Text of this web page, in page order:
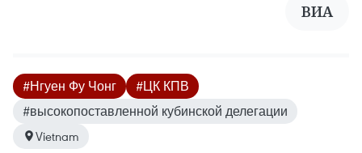
ВИА
#Нгуен Фу Чонг
#ЦК КПВ
#высокопоставленной кубинской делегации
Vietnam